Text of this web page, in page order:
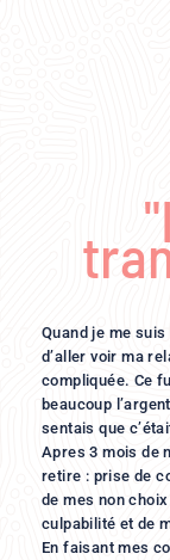
Quand je me
d’aller voir ma
compliquée. Ce
beaucoup
sentais que
Apres 3 mois de
retire : prise de
de mes non
culpabilité et de
En faisant mes